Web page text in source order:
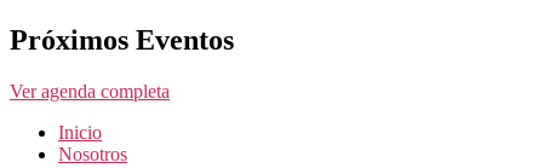
Próximos Eventos
Ver agenda completa
Inicio
Nosotros